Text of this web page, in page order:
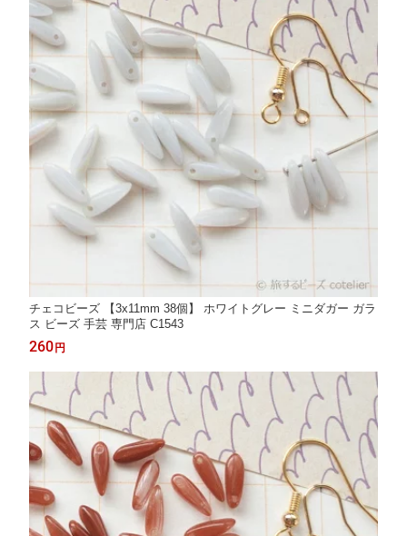
チェコビーズ 【3x11mm 38個】 ホワイトグレー ミニダガー ガラ
ス ビーズ 手芸 専門店 C1543
260 円